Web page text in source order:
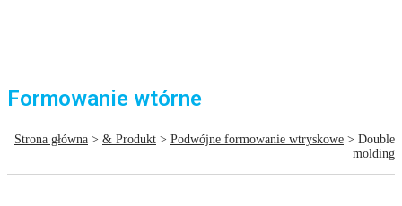
Formowanie wtórne
Strona główna > & Produkt > Podwójne formowanie wtryskowe > Double
molding